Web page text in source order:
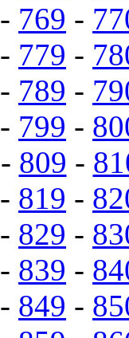
- 769 -
- 779 -
- 789 -
- 799 -
- 809 -
- 819 -
- 829 -
- 839 -
- 849 -